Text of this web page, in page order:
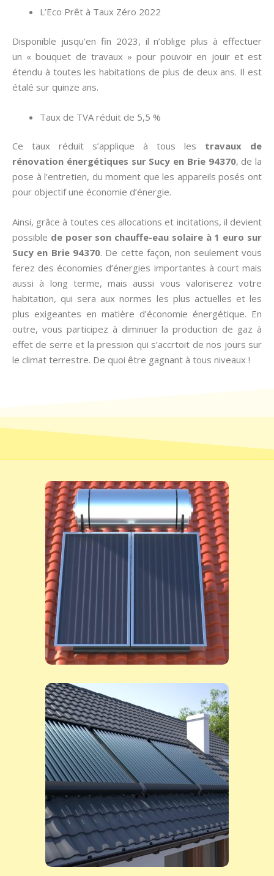
L’Eco Prêt à Taux Zéro 2022
Disponible jusqu’en fin 2023, il n’oblige plus à effectuer
un « bouquet de travaux » pour pouvoir en jouir et est
étendu à toutes les habitations de plus de deux ans. Il est
étalé sur quinze ans.
Taux de TVA réduit de 5,5 %
Ce taux réduit s’applique à tous les travaux de
rénovation énergétiques sur Sucy en Brie 94370, de la
pose à l’entretien, du moment que les appareils posés ont
pour objectif une économie d’énergie.
Ainsi, grâce à toutes ces allocations et incitations, il devient
possible de poser son chauffe-eau solaire à 1 euro sur
Sucy en Brie 94370. De cette façon, non seulement vous
ferez des économies d’énergies importantes à court mais
aussi à long terme, mais aussi vous valoriserez votre
habitation, qui sera aux normes les plus actuelles et les
plus exigeantes en matière d’économie énergétique. En
outre, vous participez à diminuer la production de gaz à
effet de serre et la pression qui s’accrtoit de nos jours sur
le climat terrestre. De quoi être gagnant à tous niveaux !